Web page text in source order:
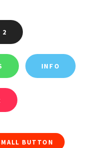
2
INFO
BUTTON